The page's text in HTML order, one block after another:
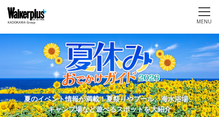
MENU
夏のイベント情報が満載！夏祭りやプール、海水浴場、
キャンプ場など遊べるスポットを大紹介